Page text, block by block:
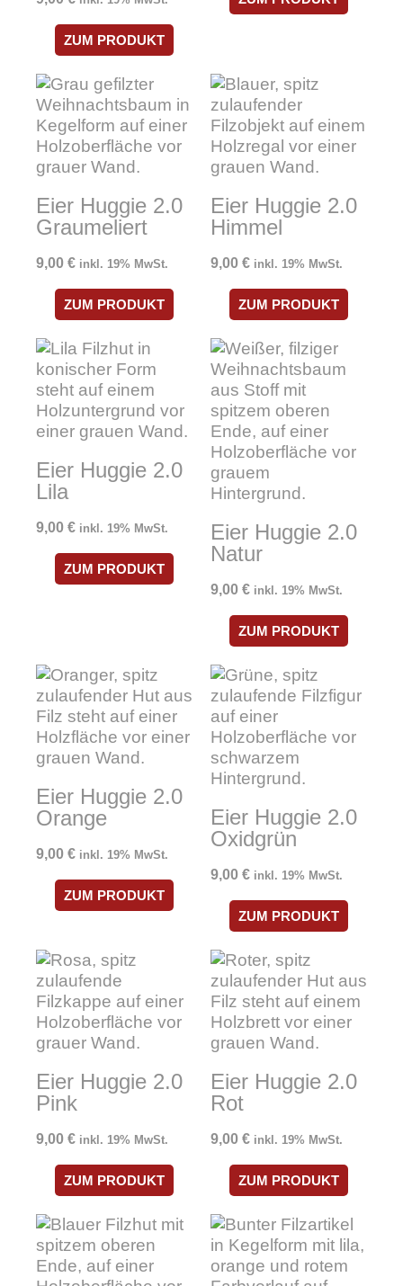
ZUM PRODUKT
Eier Huggie 2.0
Graumeliert
9,00 € inkl. 19% MwSt.
ZUM PRODUKT
Eier Huggie 2.0
Himmel
9,00 € inkl. 19% MwSt.
ZUM PRODUKT
Eier Huggie 2.0
Lila
9,00 € inkl. 19% MwSt.
ZUM PRODUKT
Eier Huggie 2.0
Natur
9,00 € inkl. 19% MwSt.
ZUM PRODUKT
Eier Huggie 2.0
Orange
9,00 € inkl. 19% MwSt.
ZUM PRODUKT
Eier Huggie 2.0
Oxidgrün
9,00 € inkl. 19% MwSt.
ZUM PRODUKT
Eier Huggie 2.0
Pink
9,00 € inkl. 19% MwSt.
ZUM PRODUKT
Eier Huggie 2.0
Rot
9,00 € inkl. 19% MwSt.
ZUM PRODUKT